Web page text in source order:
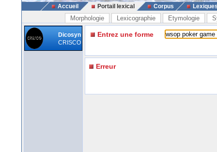
Accueil Portail lexical Corpus
Morphologie Lexicographie Etymologie
Dicosyn
CRISCO
Entrez une forme
Erreur